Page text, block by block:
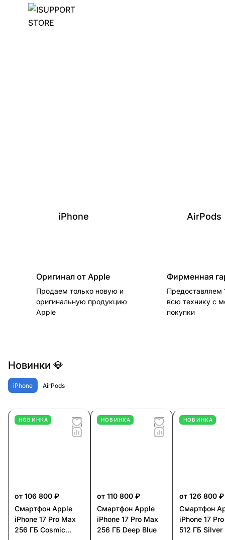
iPhone AirPods
Оригинал от Apple
Продаем только новую и
оригинальную продукцию
Apple
Фирменная
Предоставляем
всю технику с
покупки
Новинки 💎
iPhone AirPods
НОВИНКА
от 106 800 ₽
Смартфон Apple
iPhone 17 Pro Max
256 ГБ Cosmic
НОВИНКА
от 110 800 ₽
Смартфон Apple
iPhone 17 Pro Max
256 ГБ Deep Blue
НОВИНКА
от 126 800 ₽
Смартфон
iPhone 17
512 ГБ Silver